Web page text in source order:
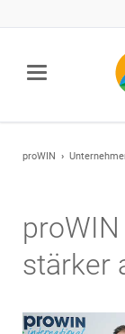
proWIN
stärker